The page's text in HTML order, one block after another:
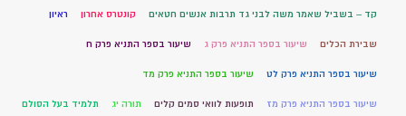
קד – בשביל שאמר משה לבני גד תרבות אנשים חטאים קונטרס אחרון ראיון
שבירת הכלים שיעור בספר התניא פרק ג שיעור בספר התניא פרק ח
שיעור בספר התניא פרק לט שיעור בספר התניא פרק מד
שיעור בספר התניא פרק מז תופעות לוואי סמים קלים תורה יג תלמיד בעל הסולם